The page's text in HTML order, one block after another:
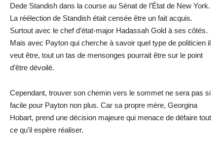
Dede Standish dans la course au Sénat de l’État de New York.
La réélection de Standish était censée être un fait acquis.
Surtout avec le chef d’état-major Hadassah Gold à ses côtés.
Mais avec Payton qui cherche à savoir quel type de politicien il
veut être, tout un tas de mensonges pourrait être sur le point
d’être dévoilé.
Cependant, trouver son chemin vers le sommet ne sera pas si
facile pour Payton non plus. Car sa propre mère, Georgina
Hobart, prend une décision majeure qui menace de défaire tout
ce qu’il espère réaliser.